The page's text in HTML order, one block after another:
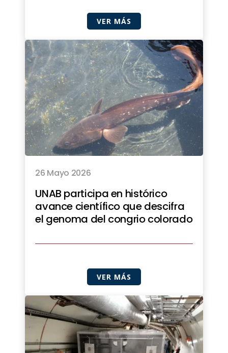
VER MÁS
26 Mayo 2026
UNAB participa en histórico
avance científico que descifra
el genoma del congrio colorado
VER MÁS